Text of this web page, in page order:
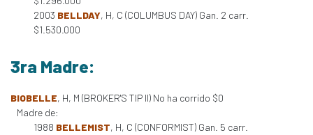
2003 BELLDAY, H, C (COLUMBUS DAY) Gan. 2 carr.
$1.530.000
3ra Madre:
BIOBELLE, H, M (BROKER'S TIP II) No ha corrido $0
Madre de:
1988 BELLEMIST, H, C (CONFORMIST) Gan. 5 carr.